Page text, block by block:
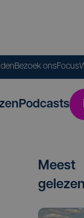
Bezoek ons
Podcasts
Meest
gelezen